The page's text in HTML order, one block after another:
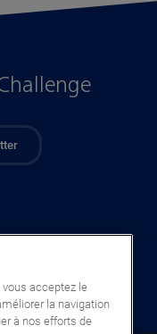
vous acceptez le
la navigation
à nos efforts de